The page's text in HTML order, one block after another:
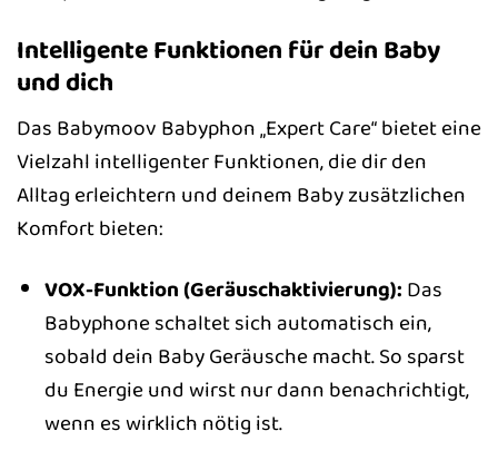
Intelligente Funktionen für dein Baby
und dich
Das Babymoov Babyphon „Expert Care“ bietet eine
Vielzahl intelligenter Funktionen, die dir den
Alltag erleichtern und deinem Baby zusätzlichen
Komfort bieten:
VOX-Funktion (Geräuschaktivierung): Das
Babyphone schaltet sich automatisch ein,
sobald dein Baby Geräusche macht. So sparst
du Energie und wirst nur dann benachrichtigt,
wenn es wirklich nötig ist.